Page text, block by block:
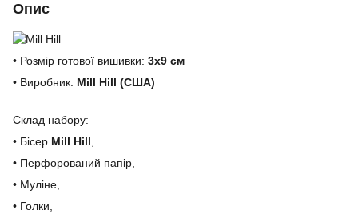
Опис
• Розмір готової вишивки: 3х9 см
• Виробник: Mill Hill (США)
Склад набору:
• Бісер Mill Hill,
• Перфорований папір,
• Муліне,
• Голки,